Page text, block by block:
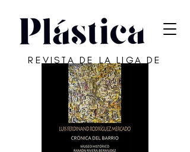
REVISTA DE LA LIGA DE
ARTE DE SAN JUAN